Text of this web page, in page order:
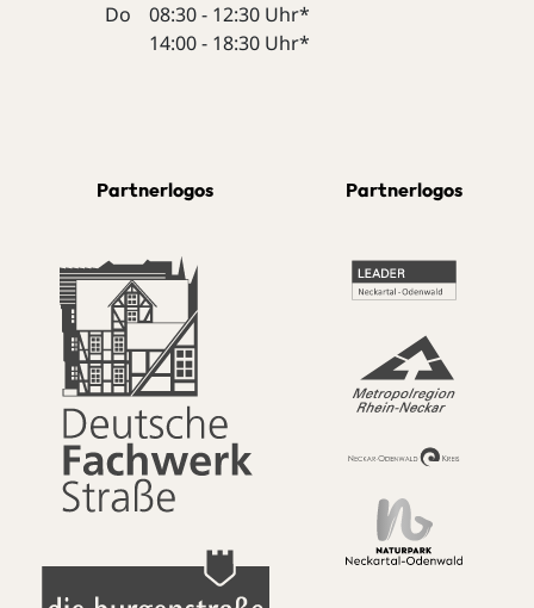
Do
08:30 - 12:30 Uhr*
14:00 - 18:30 Uhr*
Partnerlogos Partnerlogos